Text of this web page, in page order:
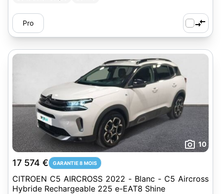
Pro
10
17 574 € GARANTIE 8 MOIS
CITROEN C5 AIRCROSS 2022 - Blanc - C5 Aircross
Hybride Rechargeable 225 e-EAT8 Shine